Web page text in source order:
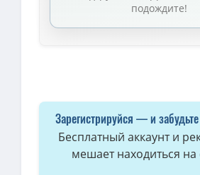
подождите!
Зарегистрируйся — и
Бесплатный аккаунт и
мешает находиться на